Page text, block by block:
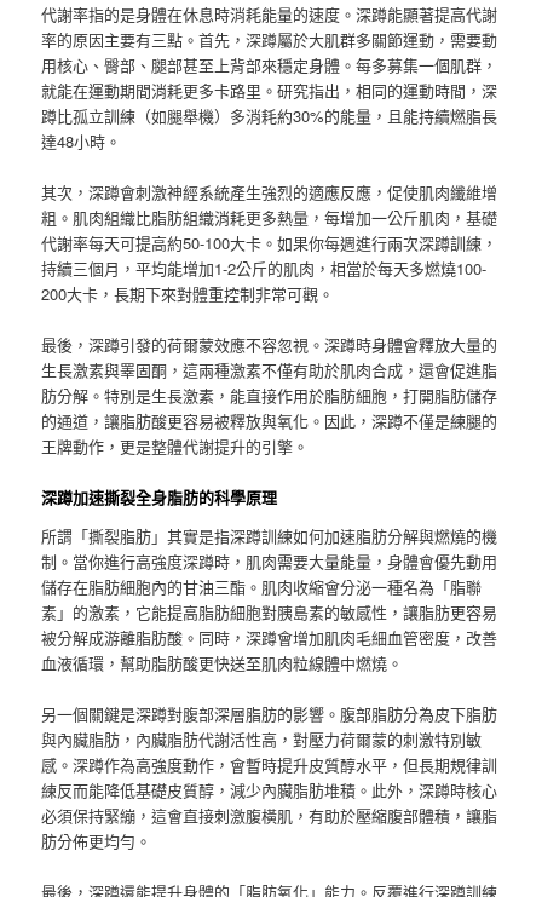
代謝率指的是身體在休息時消耗能量的速度。深蹲能顯著提高代謝
率的原因主要有三點。首先，深蹲屬於大肌群多關節運動，需要動
用核心、臀部、腿部甚至上背部來穩定身體。每多募集一個肌群，
就能在運動期間消耗更多卡路里。研究指出，相同的運動時間，深
蹲比孤立訓練（如腿舉機）多消耗約30%的能量，且能持續燃脂長
達48小時。
其次，深蹲會刺激神經系統產生強烈的適應反應，促使肌肉纖維增
粗。肌肉組織比脂肪組織消耗更多熱量，每增加一公斤肌肉，基礎
代謝率每天可提高約50-100大卡。如果你每週進行兩次深蹲訓練，
持續三個月，平均能增加1-2公斤的肌肉，相當於每天多燃燒100-
200大卡，長期下來對體重控制非常可觀。
最後，深蹲引發的荷爾蒙效應不容忽視。深蹲時身體會釋放大量的
生長激素與睪固酮，這兩種激素不僅有助於肌肉合成，還會促進脂
肪分解。特別是生長激素，能直接作用於脂肪細胞，打開脂肪儲存
的通道，讓脂肪酸更容易被釋放與氧化。因此，深蹲不僅是練腿的
王牌動作，更是整體代謝提升的引擎。
深蹲加速撕裂全身脂肪的科學原理
所謂「撕裂脂肪」其實是指深蹲訓練如何加速脂肪分解與燃燒的機
制。當你進行高強度深蹲時，肌肉需要大量能量，身體會優先動用
儲存在脂肪細胞內的甘油三酯。肌肉收縮會分泌一種名為「脂聯
素」的激素，它能提高脂肪細胞對胰島素的敏感性，讓脂肪更容易
被分解成游離脂肪酸。同時，深蹲會增加肌肉毛細血管密度，改善
血液循環，幫助脂肪酸更快送至肌肉粒線體中燃燒。
另一個關鍵是深蹲對腹部深層脂肪的影響。腹部脂肪分為皮下脂肪
與內臟脂肪，內臟脂肪代謝活性高，對壓力荷爾蒙的刺激特別敏
感。深蹲作為高強度動作，會暫時提升皮質醇水平，但長期規律訓
練反而能降低基礎皮質醇，減少內臟脂肪堆積。此外，深蹲時核心
必須保持緊繃，這會直接刺激腹橫肌，有助於壓縮腹部體積，讓脂
肪分佈更均勻。
最後，深蹲還能提升身體的「脂肪氧化」能力。反覆進行深蹲訓練